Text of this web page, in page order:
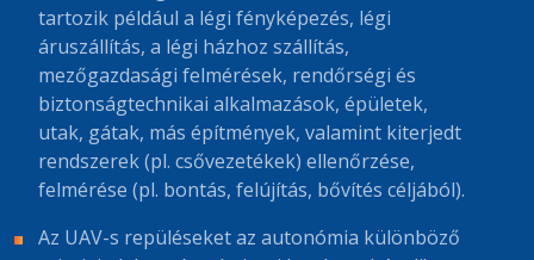
tartozik például a légi fényképezés, légi
áruszállítás, a légi házhoz szállítás,
mezőgazdasági felmérések, rendőrségi és
biztonságtechnikai alkalmazások, épületek,
utak, gátak, más építmények, valamint kiterjedt
rendszerek (pl. csővezetékek) ellenőrzése,
felmérése (pl. bontás, felújítás, bővítés céljából).
Az UAV-s repüléseket az autonómia különböző